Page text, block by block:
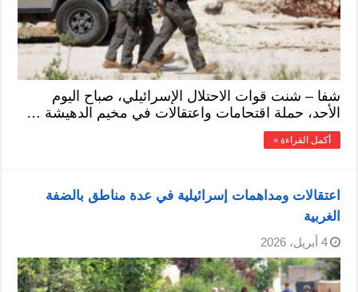
شفا – شنت قوات الاحتلال الإسرائيلي، صباح اليوم
الأحد، حملة اقتحامات واعتقالات في مخيم الدهيشة …
أكمل القراءة »
اعتقالات ومداهمات إسرائيلية في عدة مناطق بالضفة
الغربية
4 أبريل، 2026